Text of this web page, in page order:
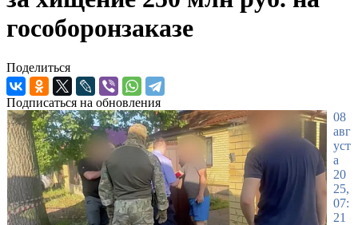
гособоронзаказе
Поделиться
Подписаться на обновления
08
авг
уст
а
20
25,
07:
21